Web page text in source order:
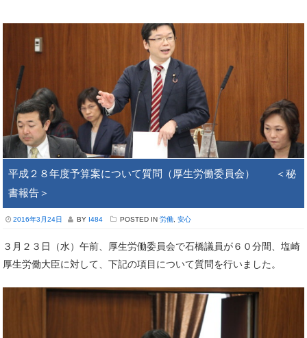
平成２８年度予算案について質問（厚生労働委員会） ＜秘
書報告＞
2016年3月24日 BY I484 POSTED IN 労働 安心
３月２３日（水）午前、厚生労働委員会で石橋議員が６０分間、塩崎
厚生労働大臣に対して、下記の項目について質問を行いました。